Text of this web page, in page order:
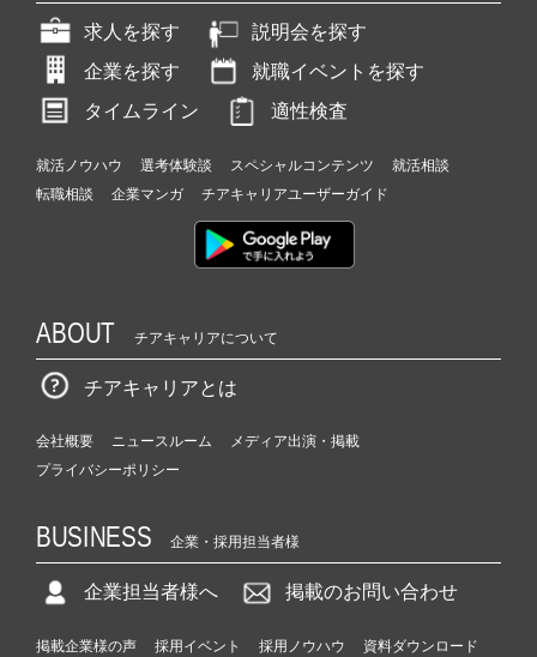
求人を探す
説明会を探す
企業を探す
就職イベントを探す
タイムライン
適性検査
就活ノウハウ 選考体験談 スペシャルコンテンツ
就活相談
転職相談
企業マンガ チアキャリアユーザーガイド
ABOUT チアキャリアについて
チアキャリアとは
会社概要 ニュースルーム
メディア出演・掲載
プライバシーポリシー
BUSINESS 企業・採用担当者様
企業担当者様へ 掲載のお問い合わせ
掲載企業様の声 採用イベント 採用ノウハウ 資料ダウンロード